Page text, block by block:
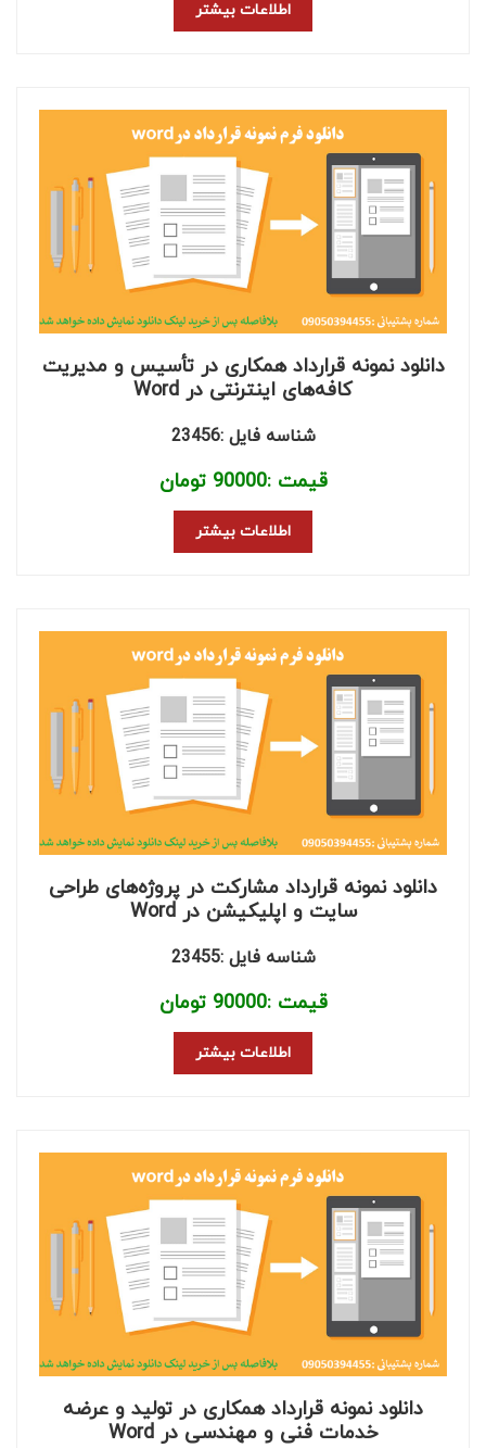
اطلاعات بیشتر
دانلود نمونه قرارداد همکاری در تأسیس و مدیریت
کافه‌های اینترنتی در Word
شناسه فایل :23456
قیمت :90000 تومان
اطلاعات بیشتر
دانلود نمونه قرارداد مشارکت در پروژه‌های طراحی
سایت و اپلیکیشن در Word
شناسه فایل :23455
قیمت :90000 تومان
اطلاعات بیشتر
دانلود نمونه قرارداد همکاری در تولید و عرضه
خدمات فنی و مهندسی در Word